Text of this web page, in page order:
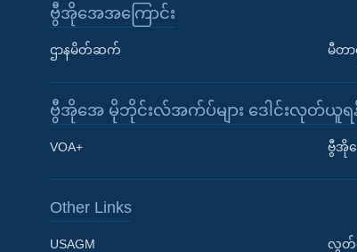
Learning English
ဗွီအိုအေအကြောင်း
ဌာနမိတ်ဆက် မီတာ
ဗွီအိုအေ မိုဘိုင်းလ်အက်ပ်များ ဒေါင်းလုတ်ယူရ
VOA+ ဗွီအို
Other Links
USAGM လွတ်